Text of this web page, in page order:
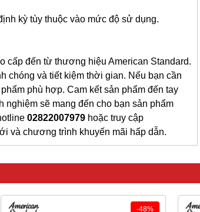
kỳ tùy thuộc vào mức độ sử dụng.
cấp đến từ thương hiệu American Standard.
chóng và tiết kiệm thời gian. Nếu bạn cần
phù hợp. Cam kết sản phẩm đến tay
nghiệm sẽ mang đến cho bạn sản phẩm
02822007979 hoặc truy cập
và chương trình khuyến mãi hấp dẫn.
-48% -48%